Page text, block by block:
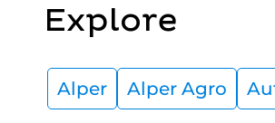
Explore
Alper Alper Agro